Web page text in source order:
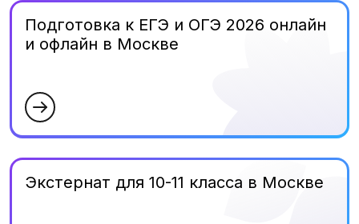
Подготовка к ЕГЭ и ОГЭ 2026 онлайн
и офлайн в Москве
Экстернат для 10-11 класса в Москве